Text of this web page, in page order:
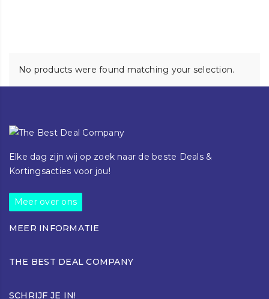
No products were found matching your selection.
Elke dag zijn wij op zoek naar de beste Deals &
Kortingsacties voor jou!
Meer over ons
MEER INFORMATIE
Blog
Contact
THE BEST DEAL COMPANY
SCHRIJF JE IN!